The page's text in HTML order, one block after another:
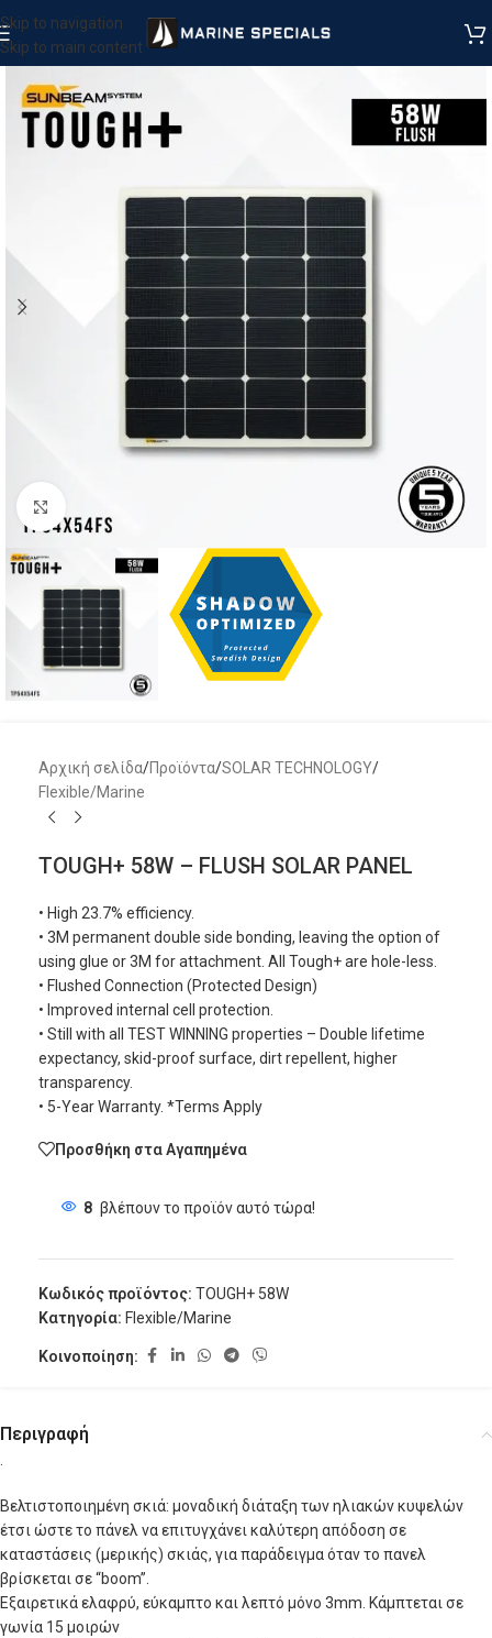
Skip to navigation
Skip to main content
Αρχική σελίδα/Προϊόντα/SOLAR TECHNOLOGY/
Flexible/Marine
TOUGH+ 58W – FLUSH SOLAR PANEL
• High 23.7% efficiency.
• 3M permanent double side bonding, leaving the option of
using glue or 3M for attachment. All Tough+ are hole-less.
• Flushed Connection (Protected Design)
• Improved internal cell protection.
• Still with all TEST WINNING properties – Double lifetime
expectancy, skid-proof surface, dirt repellent, higher
transparency.
• 5-Year Warranty. *Terms Apply
Προσθήκη στα Αγαπημένα
8 βλέπουν το προϊόν αυτό τώρα!
Κωδικός προϊόντος: TOUGH+ 58W
Κατηγορία: Flexible/Marine
Κοινοποίηση:
Περιγραφή
Βελτιστοποιημένη σκιά: μοναδική διάταξη των ηλιακών κυψελών
έτσι ώστε το πάνελ να επιτυγχάνει καλύτερη απόδοση σε
καταστάσεις (μερικής) σκιάς, για παράδειγμα όταν το πανελ
βρίσκεται σε “boom”.
Εξαιρετικά ελαφρύ, εύκαμπτο και λεπτό μόνο 3mm. Κάμπτεται σε
γωνία 15 μοιρών